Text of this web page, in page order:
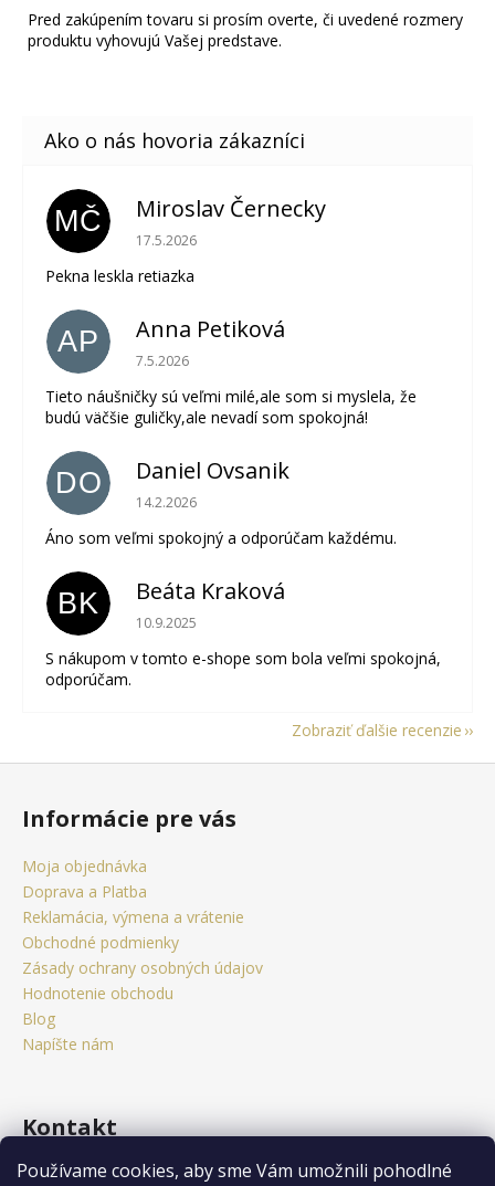
Používame cookies, aby sme Vám umožnili pohodlné
Pred zakúpením tovaru si prosím overte, či uvedené rozmery
produktu vyhovujú Vašej predstave.
MČ Miroslav Černecky
Hodnotenie obchodu je 5 z 5 hviezdičiek.
17.5.2026
Pekna leskla retiazka
AP Anna Petiková
Hodnotenie obchodu je 5 z 5 hviezdičiek.
7.5.2026
Tieto náušničky sú veľmi milé,ale som si myslela, že
budú väčšie guličky,ale nevadí som spokojná!
DO Daniel Ovsanik
Hodnotenie obchodu je 5 z 5 hviezdičiek.
14.2.2026
Áno som veľmi spokojný a odporúčam každému.
BK Beáta Kraková
Hodnotenie obchodu je 5 z 5 hviezdičiek.
10.9.2025
S nákupom v tomto e-shope som bola veľmi spokojná,
odporúčam.
Zobraziť ďalšie recenzie
Informácie pre vás
Moja objednávka
Doprava a Platba
Reklamácia, výmena a vrátenie
Obchodné podmienky
Zásady ochrany osobných údajov
Hodnotenie obchodu
Blog
Napíšte nám
Kontakt
obchod @citystorm.eu